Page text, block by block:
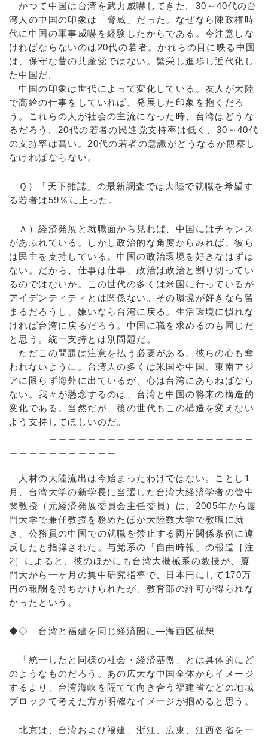
かつて中国は台湾を武力威嚇してきた。30～40代の台
湾人の中国の印象は「脅威」だった。なぜなら陳政権時
代に中国の軍事威嚇を経験したからである。今注意しな
ければならないのは20代の若者。かれらの目に映る中国
は、保守な昔の共産党ではない。繁栄し進歩し近代化し
た中国だ。
中国の印象は世代によって変化している。友人が大陸
で高給の仕事をしていれば、発展した印象を抱くだろ
う。これらの人が社会の主流になった時、台湾はどうな
るだろう。20代の若者の民進党支持率は低く、30～40代
の支持率は高い。20代の若者の意識がどうなるか観察し
なければならない。
Ｑ）「天下雑誌」の最新調査では大陸で就職を希望す
る若者は59％に上った。
Ａ）経済発展と就職面から見れば、中国にはチャンス
があふれている。しかし政治的な角度からみれば、彼ら
は民主を支持している。中国の政治環境を好きなはずは
ない。だから、仕事は仕事、政治は政治と割り切ってい
るのではないか。この世代の多くは米国に行っているが
アイデンティティとは関係ない。その環境が好きなら留
まるだろうし、嫌いなら台湾に戻る。生活環境に慣れな
ければ台湾に戻るだろう。中国に職を求めるのも同じだ
と思う。統一支持とは別問題だ。
ただこの問題は注意を払う必要がある。彼らの心も奪
われないように。台湾人の多くは米国や中国、東南アジ
アに限らず海外に出ているが、心は台湾にあらねばなら
ない。我々が懸念するのは、台湾と中国の将来の構造的
変化である。当然だが、後の世代もこの構造を変えない
よう支持してほしいのだ。
人材の大陸流出は今始まったわけではない。ことし1
月、台湾大学の新学長に当選した台湾大経済学者の管中
閔教授（元経済発展委員会主任委員）は、2005年から厦
門大学で兼任教授を務めたほか大陸数大学で教職に就
き、公務員の中国での就職を禁止する両岸関係条例に違
反したと指弾された。与党系の「自由時報」の報道［注
2］によると、彼のほかにも台湾大機械系の教授が、厦
門大から一ヶ月の集中研究指導で、日本円にして170万
円の報酬を持ちかけられたが、教育部の許可が得られな
かったという。
◆◇ 台湾と福建を同じ経済圏に―海西区構想
「統一したと同様の社会・経済基盤」とは具体的にど
のようなものだろう。あの広大な中国全体からイメージ
するより、台湾海峡を隔てて向き合う福建省などの地域
ブロックで考えた方が明確なイメージが掴めると思う。
北京は、台湾および福建、浙江、広東、江西各省を一